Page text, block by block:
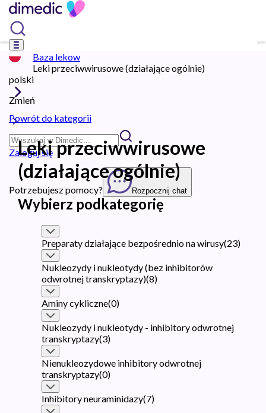
polski
Zmień
Zaloguj się
Potrzebujesz pomocy? Rozpocznij chat
Baza lekow
Leki przeciwwirusowe (działające ogólnie)
Powrót do kategorii
Leki przeciwwirusowe
(działające ogólnie)
Wybierz podkategorię
Preparaty działające bezpośrednio na wirusy(23)
Nukleozydy i nukleotydy (bez inhibitorów
odwrotnej transkryptazy)(8)
Aminy cykliczne(0)
Nukleozydy i nukleotydy - inhibitory odwrotnej
transkryptazy(3)
Nienukleozydowe inhibitory odwrotnej
transkryptazy(0)
Inhibitory neuraminidazy(7)